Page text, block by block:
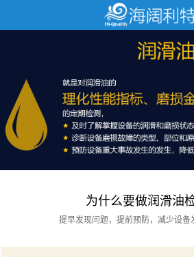
为什么要做润滑油
提早发现问题，提前预防，减少设备